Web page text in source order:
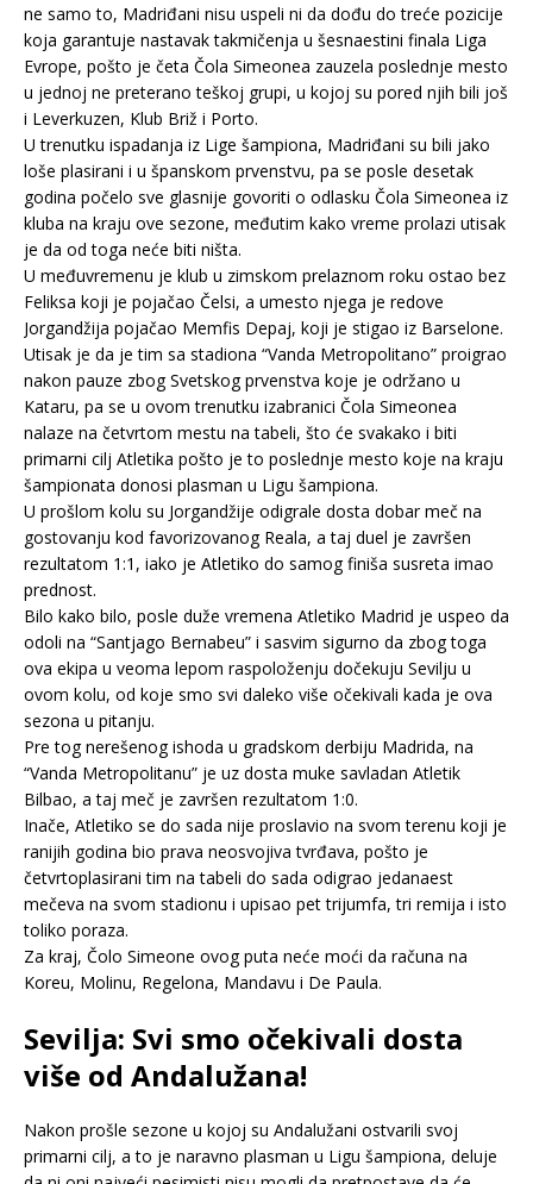
ne samo to, Madriđani nisu uspeli ni da dođu do treće pozicije
koja garantuje nastavak takmičenja u šesnaestini finala Liga
Evrope, pošto je četa Čola Simeonea zauzela poslednje mesto
u jednoj ne preterano teškoj grupi, u kojoj su pored njih bili još
i Leverkuzen, Klub Briž i Porto.
U trenutku ispadanja iz Lige šampiona, Madriđani su bili jako
loše plasirani i u španskom prvenstvu, pa se posle desetak
godina počelo sve glasnije govoriti o odlasku Čola Simeonea iz
kluba na kraju ove sezone, međutim kako vreme prolazi utisak
je da od toga neće biti ništa.
U međuvremenu je klub u zimskom prelaznom roku ostao bez
Feliksa koji je pojačao Čelsi, a umesto njega je redove
Jorgandžija pojačao Memfis Depaj, koji je stigao iz Barselone.
Utisak je da je tim sa stadiona “Vanda Metropolitano” proigrao
nakon pauze zbog Svetskog prvenstva koje je održano u
Kataru, pa se u ovom trenutku izabranici Čola Simeonea
nalaze na četvrtom mestu na tabeli, što će svakako i biti
primarni cilj Atletika pošto je to poslednje mesto koje na kraju
šampionata donosi plasman u Ligu šampiona.
U prošlom kolu su Jorgandžije odigrale dosta dobar meč na
gostovanju kod favorizovanog Reala, a taj duel je završen
rezultatom 1:1, iako je Atletiko do samog finiša susreta imao
prednost.
Bilo kako bilo, posle duže vremena Atletiko Madrid je uspeo da
odoli na “Santjago Bernabeu” i sasvim sigurno da zbog toga
ova ekipa u veoma lepom raspoloženju dočekuju Sevilju u
ovom kolu, od koje smo svi daleko više očekivali kada je ova
sezona u pitanju.
Pre tog nerešenog ishoda u gradskom derbiju Madrida, na
“Vanda Metropolitanu” je uz dosta muke savladan Atletik
Bilbao, a taj meč je završen rezultatom 1:0.
Inače, Atletiko se do sada nije proslavio na svom terenu koji je
ranijih godina bio prava neosvojiva tvrđava, pošto je
četvrtoplasirani tim na tabeli do sada odigrao jedanaest
mečeva na svom stadionu i upisao pet trijumfa, tri remija i isto
toliko poraza.
Za kraj, Čolo Simeone ovog puta neće moći da računa na
Koreu, Molinu, Regelona, Mandavu i De Paula.
Sevilja: Svi smo očekivali dosta
više od Andalužana!
Nakon prošle sezone u kojoj su Andalužani ostvarili svoj
primarni cilj, a to je naravno plasman u Ligu šampiona, deluje